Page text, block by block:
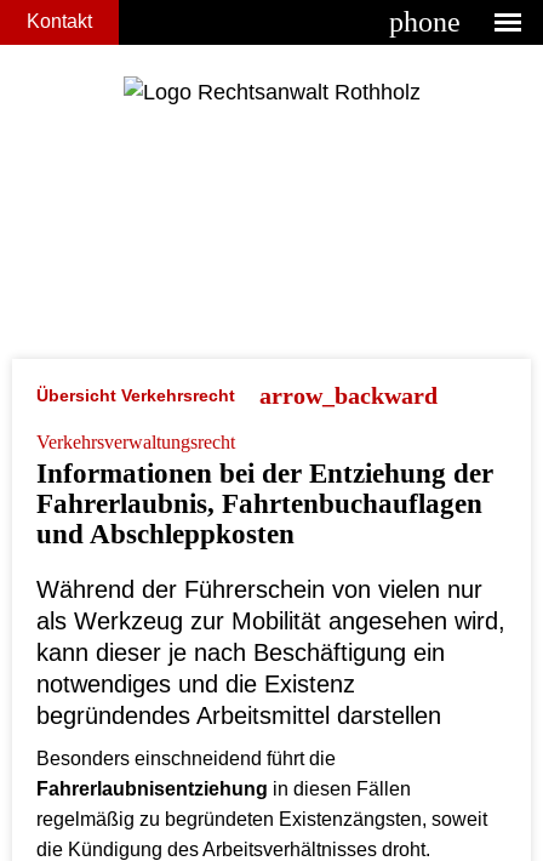
Kontakt phone
Übersicht Verkehrsrecht
Verkehrsverwaltungsrecht
Informationen bei der Entziehung der
Fahrerlaubnis, Fahrtenbuchauflagen
und Abschleppkosten
Während der Führerschein von vielen nur
als Werkzeug zur Mobilität angesehen wird,
kann dieser je nach Beschäftigung ein
notwendiges und die Existenz
begründendes Arbeitsmittel darstellen
Besonders einschneidend führt die
Fahrerlaubnisentziehung in diesen Fällen
regelmäßig zu begründeten Existenzängsten, soweit
die Kündigung des Arbeitsverhältnisses droht.